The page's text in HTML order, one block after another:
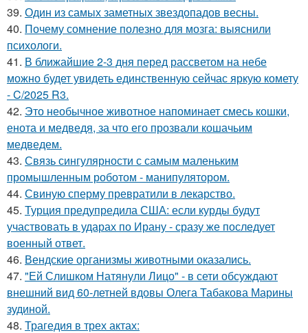
39. Один из самых заметных звездопадов весны.
40. Почему сомнение полезно для мозга: выяснили
психологи.
41. В ближайшие 2-3 дня перед рассветом на небе
можно будет увидеть единственную сейчас яркую комету
- C/2025 R3.
42. Это необычное животное напоминает смесь кошки,
енота и медведя, за что его прозвали кошачьим
медведем.
43. Связь сингулярности с самым маленьким
промышленным роботом - манипулятором.
44. Свиную сперму превратили в лекарство.
45. Турция предупредила США: если курды будут
участвовать в ударах по Ирану - сразу же последует
военный ответ.
46. Вендские организмы животными оказались.
47. "Ей Слишком Натянули Лицо" - в сети обсуждают
внешний вид 60-летней вдовы Олега Табакова Марины
зудиной.
48. Трагедия в трех актах: